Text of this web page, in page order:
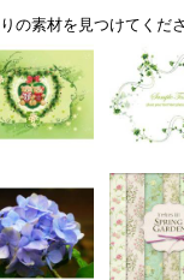
の素材を見つけてくだ